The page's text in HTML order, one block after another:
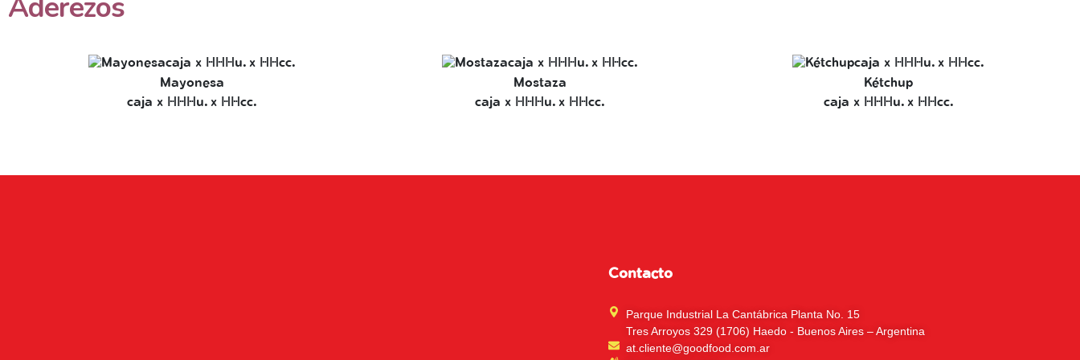
Aderezos
Mayonesa
caja x 108u. x 10cc.
Mostaza
caja x 108u. x 10cc.
Kétchup
caja x 108u. x 10cc.
Contacto
Parque Industrial La Cantábrica Planta No. 15
Tres Arroyos 329 (1706) Haedo - Buenos Aires – Argentina
at.cliente@goodfood.com.ar